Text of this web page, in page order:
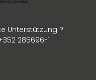
Unterstützung ?
285696-1